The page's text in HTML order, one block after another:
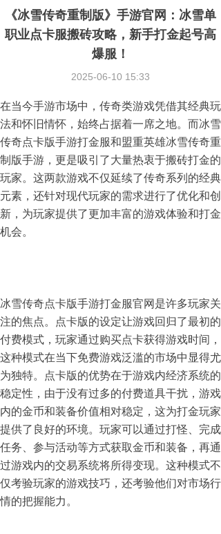
《冰雪传奇重制版》手游官网：冰雪单
职业点卡服搬砖攻略，新手打金起号高
爆服！
2025-06-10 15:33
在当今手游市场中，传奇类游戏凭借其经典玩
法和怀旧情怀，始终占据着一席之地。而冰雪
传奇点卡版手游打金服和盟重英雄冰雪传奇重
制版手游，更是吸引了大量热衷于搬砖打金的
玩家。这两款游戏不仅延续了传奇系列的经典
元素，还针对现代玩家的需求进行了优化和创
新，为玩家提供了更加丰富的游戏体验和打金
机会。
冰雪传奇点卡版手游打金服官网是许多玩家关
注的焦点。点卡版的设定让游戏回归了最初的
付费模式，玩家通过购买点卡获得游戏时间，
这种模式在当下免费游戏泛滥的市场中显得尤
为独特。点卡版的优势在于游戏内经济系统的
稳定性，由于没有过多的付费道具干扰，游戏
内的金币和装备价值相对稳定，这为打金玩家
提供了良好的环境。玩家可以通过打怪、完成
任务、参与活动等方式获取金币和装备，再通
过游戏内的交易系统将所得变现。这种模式不
仅考验玩家的游戏技巧，还考验他们对市场行
情的把握能力。